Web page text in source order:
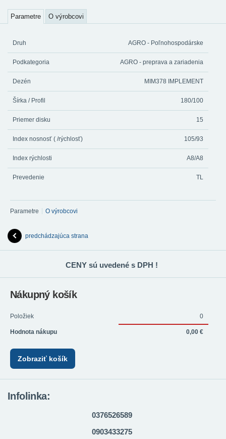
Parametre O výrobcovi
Druh AGRO - Poľnohospodárske
Podkategoria AGRO - preprava a zariadenia
Dezén MIM378 IMPLEMENT
Šírka / Profil 180/100
Priemer disku 15
Index nosnosť ( /rýchlosť) 105/93
Index rýchlosti A8/A8
Prevedenie TL
Parametre O výrobcovi
predchádzajúca strana
CENY sú uvedené s DPH !
Nákupný košík
Položiek 0
Hodnota nákupu 0,00 €
Zobraziť košík
Infolinka:
0376526589
0903433275